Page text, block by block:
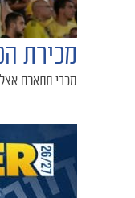
מכירת
מכבי תתארח אצל הפועל ב"ש למשחק אלוף